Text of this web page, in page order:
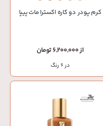
کرم پودر دو کاره اکسترا مات پیپا
از 6,200,000 تومان
در 6 رنگ